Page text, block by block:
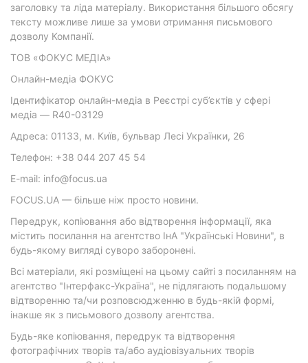
заголовку та ліда матеріалу. Використання більшого обсягу
тексту можливе лише за умови отримання письмового
дозволу Компанії.
ТОВ «ФОКУС МЕДІА»
Онлайн-медіа ФОКУС
Ідентифікатор онлайн-медіа в Реєстрі суб’єктів у сфері
медіа — R40-03129
Адреса: 01133, м. Київ, бульвар Лесі Українки, 26
Телефон: +38 044 207 45 54
E-mail: info@focus.ua
FOCUS.UA — більше ніж просто новини.
Передрук, копіювання або відтворення інформації, яка
містить посилання на агентство ІнА "Українські Новини", в
будь-якому вигляді суворо заборонені.
Всі матеріали, які розміщені на цьому сайті з посиланням на
агентство "Інтерфакс-Україна", не підлягають подальшому
відтворенню та/чи розповсюдженню в будь-якій формі,
інакше як з письмового дозволу агентства.
Будь-яке копіювання, передрук та відтворення
фотографічних творів та/або аудіовізуальних творів